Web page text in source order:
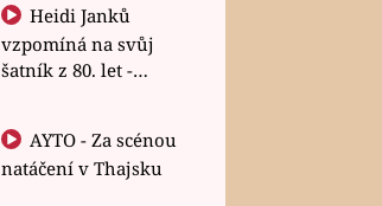
Heidi Janků
vzpomíná na svůj
šatník z 80. let -
natáčení v Thajsku